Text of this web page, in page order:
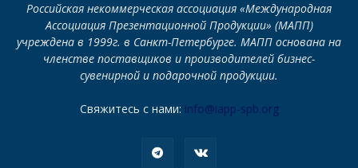
Российская некоммерческая ассоциация «Международная
Ассоциация Презентационной Продукции» (МАПП)
учреждена в 1999г. в Санкт-Петербурге. МАПП основана на
членстве поставщиков и производителей бизнес-
сувенирной и подарочной продукции.
Свяжитесь с нами: info@iapp-spb.org